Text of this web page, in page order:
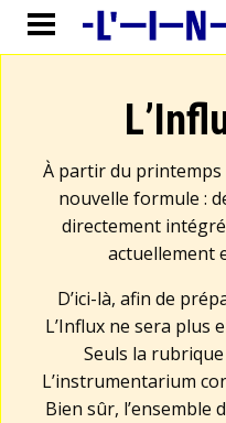
À partir du printemps
nouvelle formule :
directement
actuellement
D’ici-là, afin de
L’Influx ne sera plus
Seuls la
L’instrumentarium
Bien sûr, l’ensemble